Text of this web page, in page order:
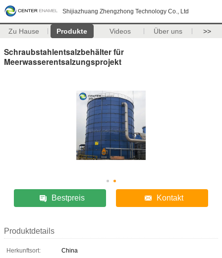
Shijiazhuang Zhengzhong Technology Co., Ltd
Zu Hause Produkte Videos Über uns >>
Schraubstahlentsalzbehälter für
Meerwasserentsalzungsprojekt
Bestpreis Kontakt
Produktdetails
Herkunftsort:
China